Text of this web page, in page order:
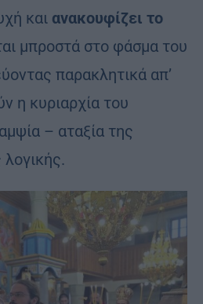
και ανακουφίζει το
μπροστά στο φάσμα του
παρακλητικά απ’
η κυριαρχία του
– αταξία της